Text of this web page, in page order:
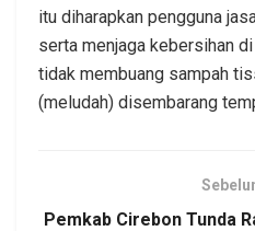
itu diharapkan pengguna
serta menjaga kebersihan
tidak membuang sampah
(meludah) disembarang
Pemkab Cirebon Tunda